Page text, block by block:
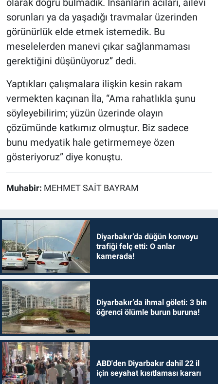
olarak doğru bulmadık. İnsanların acıları, ailevi
sorunları ya da yaşadığı travmalar üzerinden
görünürlük elde etmek istemedik. Bu
meselelerden manevi çıkar sağlanmaması
gerektiğini düşünüyoruz” dedi.
Yaptıkları çalışmalara ilişkin kesin rakam
vermekten kaçınan İla, “Ama rahatlıkla şunu
söyleyebilirim; yüzün üzerinde olayın
çözümünde katkımız olmuştur. Biz sadece
bunu medyatik hale getirmemeye özen
gösteriyoruz” diye konuştu.
Muhabir: MEHMET SAİT BAYRAM
Diyarbakır’da düğün konvoyu
trafiği felç etti: O anlar
kamerada!
Diyarbakır’da ihmal göleti: 3 bin
öğrenci ölümle burun buruna!
ABD'den Diyarbakır dahil 22 il
için seyahat kısıtlaması kararı